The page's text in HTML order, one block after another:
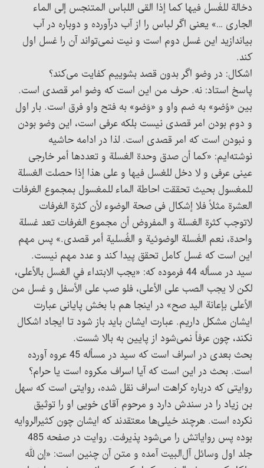
دخالة للغَسل فیها کما إذا القی اللباس المتنجس إلی الماء
الجاری …» یعنی اگر لباس را از آب درآورده و دوباره در آب
بیاندازید این غسل دوم است و نیت نمی‌تواند آن را غسل اول
کند.
اشکال: در وضو اگر بدون قصد بشوییم کفایت می‌کند؟
پاسخ استاد: نه. حرف من این است که وضو امر قصدی است.
بین «وُضو» به ضم واو و «وَضو» به فتح واو فرق است. بار اول
و دوم بودن امر قصدی نیست بلکه عرفی است، این وضو بودن
و نبودن است که امر قصدی است. لذا در ادامه حاشیه
نوشته‌ایم: «کما أن صدق وحدة الغسلة و تعددها أمر خارجی
عینی عرفی و لا دخل للغسل فیها و علی هذا إذا حصلت الغسلة
للمغسول بحیث تحققت احاطة الماء للمغسول بمجموع الغرفات
العشرة مثلاً فلا إشکال فی صحة الوضوء لأن کثرة الغرفات
لاتوجب کثرة الغسلة و المفروض أن مجموع الغرفات تعد غسلة
واحدة، نعم الغَسلة الوضوئیة و الغُسلیة أمر قصدی.» پس مهم
این است که غسل کامل تحقق پیدا کند و عدد مهم نیست.
سید در مسأله 44 فرموده که: «يجب الابتداء في الغسل بالأعلى،
لكن لا يجب الصب على الأعلى، فلو صب على الأسفل و غسل من
الأعلى بإعانة اليد صح» در اینجا هم با بخش پایانی عبارت
ایشان مشکل داریم. عبارت ایشان باید باز شود تا ایجاد اشکال
نکند، چون عرفاً نمی‌شود از پایین به بالا شست.
بحث بعدی در اسراف است که سید در مسأله 45 عروه آورده
است. بحث در این است که آیا اسراف مکروه است یا حرام؟
روایتی که درباره کراهت اسراف نقل شده، روایتی است که سهل
بن زیاد را در سندش دارد و مرحوم آقای خویی او را توثیق
نکرده است. هرچند خیلی‌ها معتقدند که ایشان چون کثیرالروایه
بوده پس روایاتش را می‌شود پذیرفت. روایت در صفحه 485
جلد اول وسائل آل‌البیت آمده و متن آن چنین است: «إن لله